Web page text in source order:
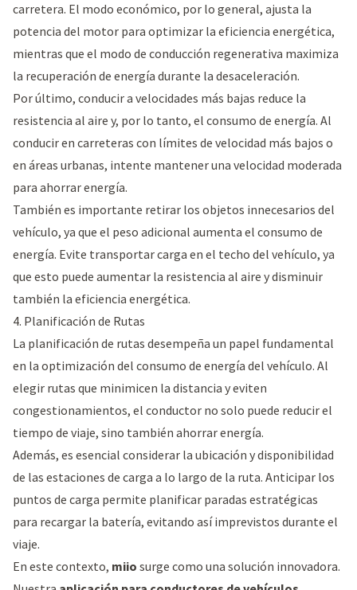
carretera. El modo económico, por lo general, ajusta la
potencia del motor para optimizar la eficiencia energética,
mientras que el modo de conducción regenerativa maximiza
la recuperación de energía durante la desaceleración.
Por último, conducir a velocidades más bajas reduce la
resistencia al aire y, por lo tanto, el consumo de energía. Al
conducir en carreteras con límites de velocidad más bajos o
en áreas urbanas, intente mantener una velocidad moderada
para ahorrar energía.
También es importante retirar los objetos innecesarios del
vehículo, ya que el peso adicional aumenta el consumo de
energía. Evite transportar carga en el techo del vehículo, ya
que esto puede aumentar la resistencia al aire y disminuir
también la eficiencia energética.
4. Planificación de Rutas
La planificación de rutas desempeña un papel fundamental
en la optimización del consumo de energía del vehículo. Al
elegir rutas que minimicen la distancia y eviten
congestionamientos, el conductor no solo puede reducir el
tiempo de viaje, sino también ahorrar energía.
Además, es esencial considerar la ubicación y disponibilidad
de las estaciones de carga a lo largo de la ruta. Anticipar los
puntos de carga permite planificar paradas estratégicas
para recargar la batería, evitando así imprevistos durante el
viaje.
En este contexto, miio surge como una solución innovadora.